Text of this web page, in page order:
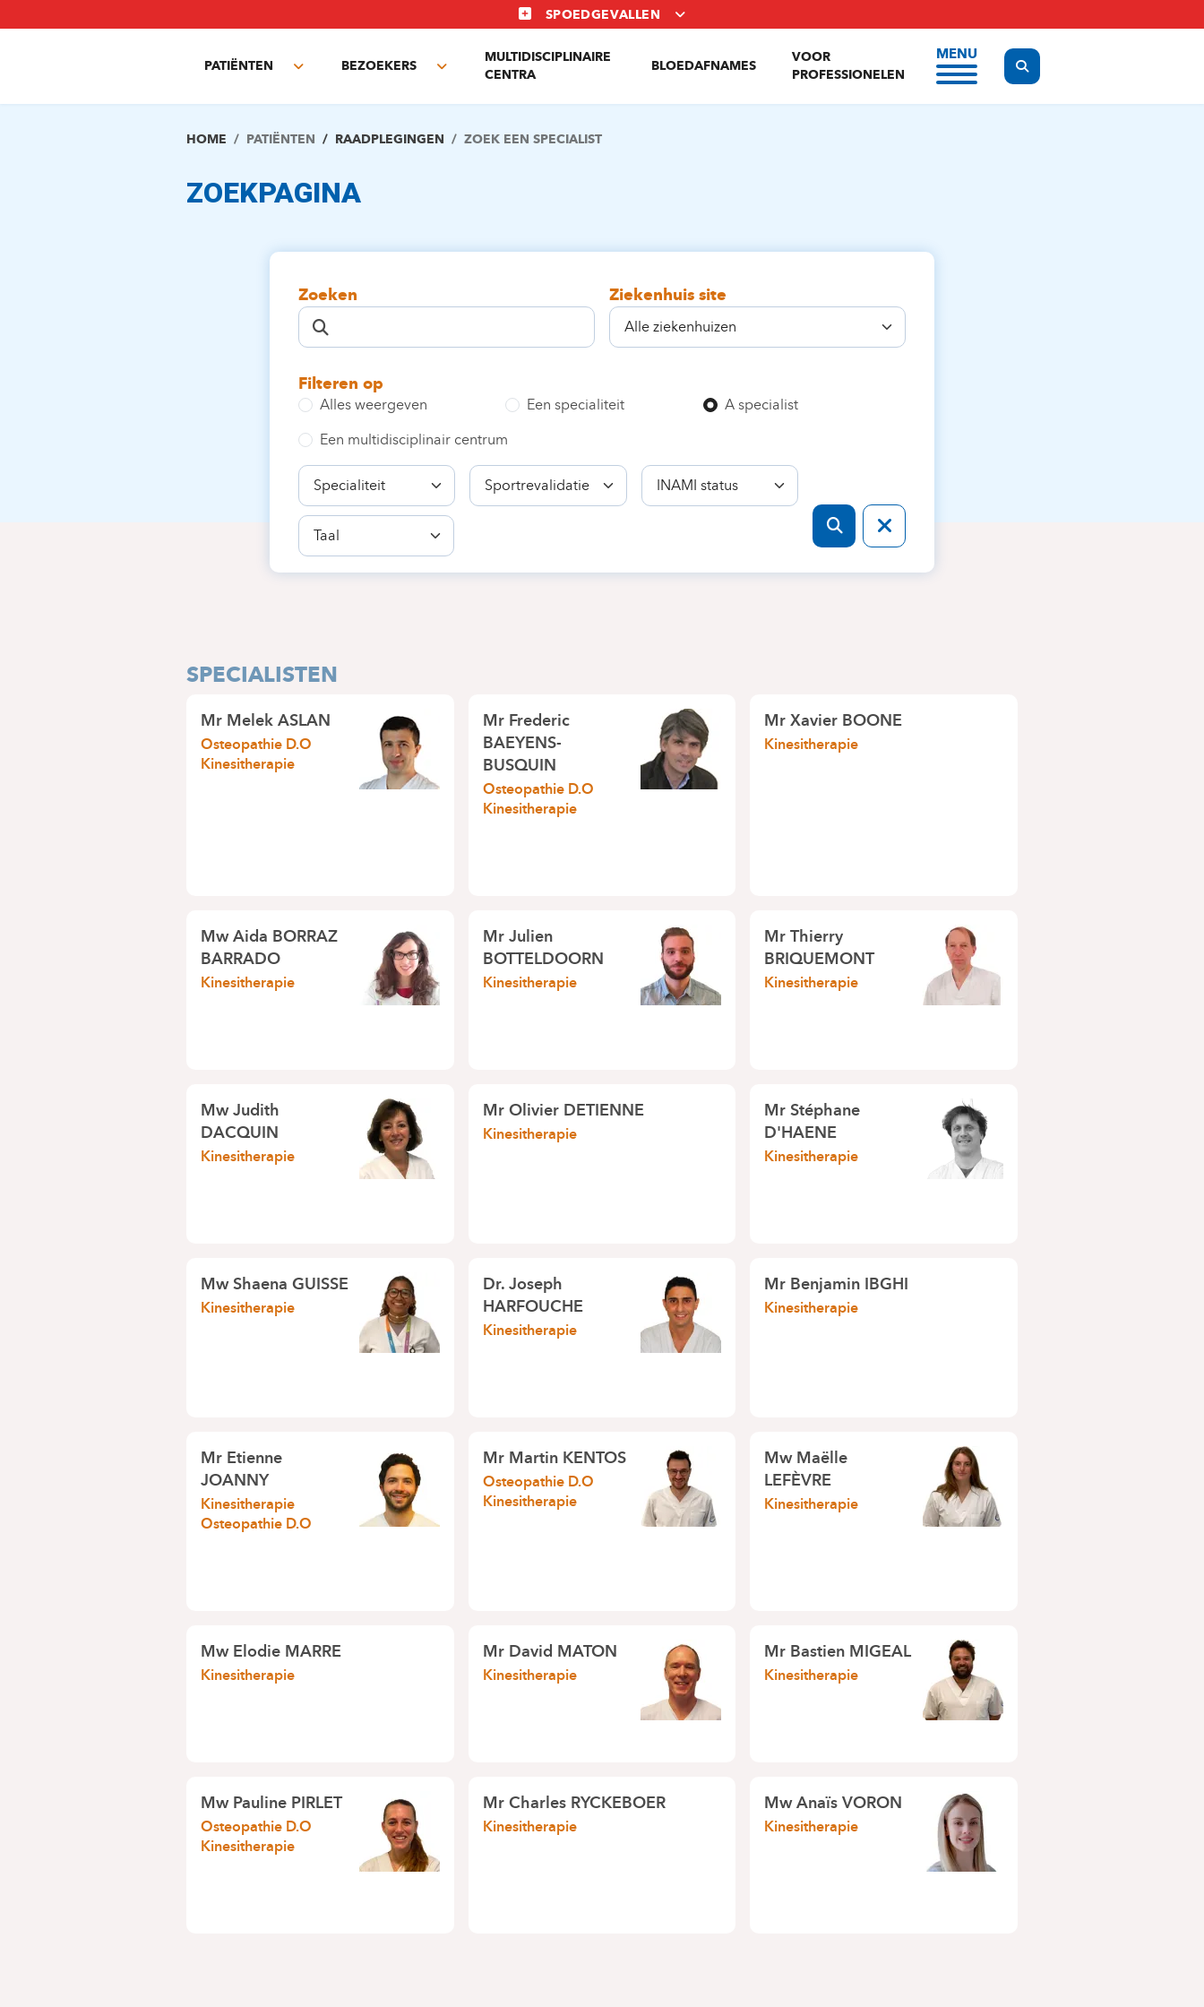
en
gaan
SPOEDGEVALLEN
PATIËNTEN
Toggle
BEZOEKERS
Toggle
MULTIDISCIPLINAIRE
CENTRA
BLOEDAFNAMES
VOOR
PROFESSIONELEN
MENU
Display the search form
HOME PATIËNTEN RAADPLEGINGEN ZOEK EEN SPECIALIST
ZOEKPAGINA
Zoeken Ziekenhuis site
Filteren op
Alles weergeven Een specialiteit A specialist
Een multidisciplinair centrum
Specialiteit Bekwaamheid
INAMI
status
Taal
SPECIALISTEN
MrMelek ASLAN
Osteopathie D.O
Kinesitherapie
MrFrederic
BAEYENS-
BUSQUIN
Osteopathie D.O
Kinesitherapie
MrXavier BOONE
Kinesitherapie
MwAida BORRAZ
BARRADO
Kinesitherapie
MrJulien
BOTTELDOORN
Kinesitherapie
MrThierry
BRIQUEMONT
Kinesitherapie
MwJudith
DACQUIN
Kinesitherapie
MrOlivier DETIENNE
Kinesitherapie
MrStéphane
D'HAENE
Kinesitherapie
MwShaena GUISSE
Kinesitherapie
Dr.Joseph
HARFOUCHE
Kinesitherapie
MrBenjamin IBGHI
Kinesitherapie
MrEtienne
JOANNY
Kinesitherapie
Osteopathie D.O
MrMartin KENTOS
Osteopathie D.O
Kinesitherapie
MwMaëlle
LEFÈVRE
Kinesitherapie
MwElodie MARRE
Kinesitherapie
MrDavid MATON
Kinesitherapie
MrBastien MIGEAL
Kinesitherapie
MwPauline PIRLET
Osteopathie D.O
Kinesitherapie
MrCharles RYCKEBOER
Kinesitherapie
MwAnaïs VORON
Kinesitherapie